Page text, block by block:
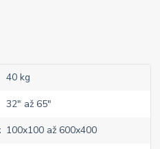
40 kg
32" až 65"
100x100 až 600x400